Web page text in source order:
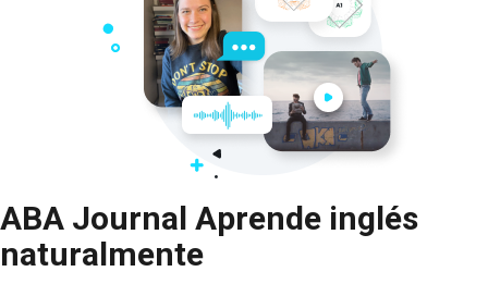
ABA Journal Aprende inglés
naturalmente